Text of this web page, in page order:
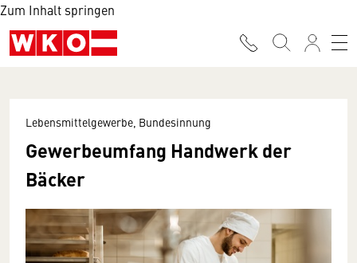
Zum Inhalt springen
Lebensmittelgewerbe, Bundesinnung
Gewerbeumfang Handwerk der
Bäcker